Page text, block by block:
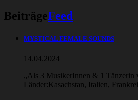
BeiträgeFeed
MYSTICAL FEMALE SOUNDS
14.04.2024
„Als 3 MusikerInnen & 1 Tänzerin
Länder:Kasachstan, Italien,